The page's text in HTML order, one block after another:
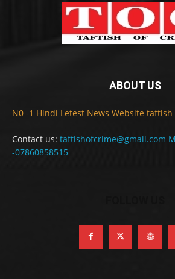
ABOUT US
N0 -1 Hindi Letest News Website
Contact us: taftishofcrime@gmail.com
-07860858515